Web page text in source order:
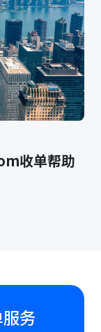
收单帮助
务